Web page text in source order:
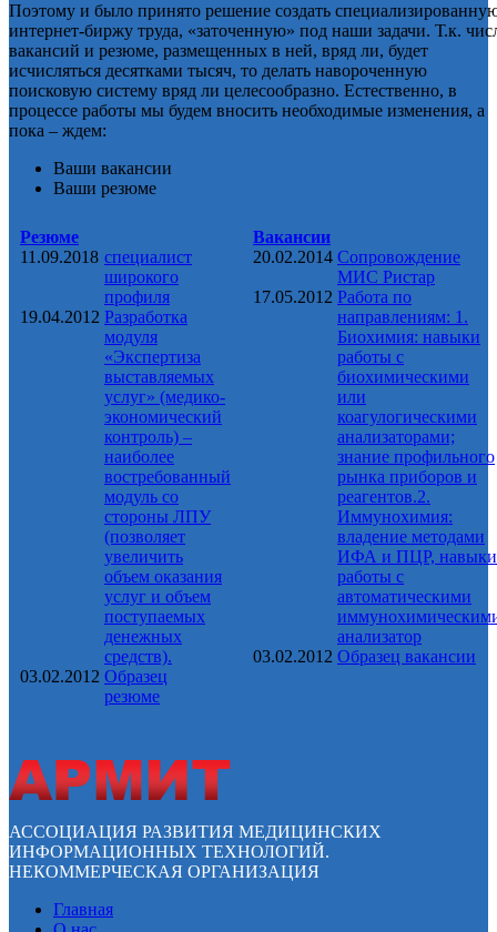
Поэтому и было принято решение создать
интернет-биржу труда, «заточенную» под наши задачи. Т.к.
вакансий и резюме, размещенных в ней, вряд ли, будет
исчисляться десятками тысяч, то делать навороченную
поисковую систему вряд ли целесообразно. Естественно, в
процессе работы мы будем вносить необходимые изменения, а
пока – ждем:
Ваши вакансии
Ваши резюме
Резюме
11.09.2018 специалист
широкого
профиля
19.04.2012 Разработка
модуля
«Экспертиза
выставляемых
услуг» (медико-
экономический
контроль) –
наиболее
востребованный
модуль со
стороны ЛПУ
(позволяет
увеличить
объем оказания
услуг и объем
поступаемых
денежных
средств).
03.02.2012 Образец
резюме
Вакансии
20.02.2014 Сопровождение
МИС Ристар
17.05.2012 Работа по
направлениям: 1.
Биохимия: навыки
работы с
биохимическими
или
коагулогическими
анализаторами;
знание профильного
рынка приборов и
реагентов.2.
Иммунохимия:
владение методами
ИФА и ПЦР, навыки
работы с
автоматическими
анализатор
03.02.2012 Образец вакансии
АССОЦИАЦИЯ РАЗВИТИЯ МЕДИЦИНСКИХ
ИНФОРМАЦИОННЫХ ТЕХНОЛОГИЙ.
НЕКОММЕРЧЕСКАЯ ОРГАНИЗАЦИЯ
Главная